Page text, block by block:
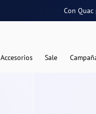
Con
Accesorios Sale